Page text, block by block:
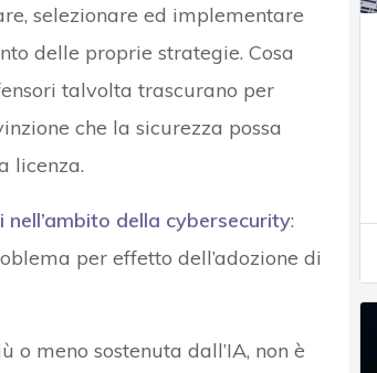
selezionare ed implementare
delle proprie strategie. Cosa
talvolta trascurano per
che la sicurezza possa
licenza.
della cybersecurity:
per effetto dell’adozione di
meno sostenuta dall’IA, non è